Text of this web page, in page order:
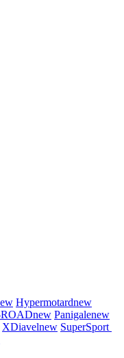
Hypermotardnew
new Panigalenew
XDiavelnew SuperSport